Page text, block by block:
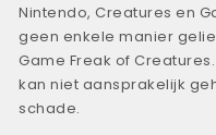
Nintendo, Creatures en
geen enkele manier
Game Freak of
kan niet aansprakelijk
schade.